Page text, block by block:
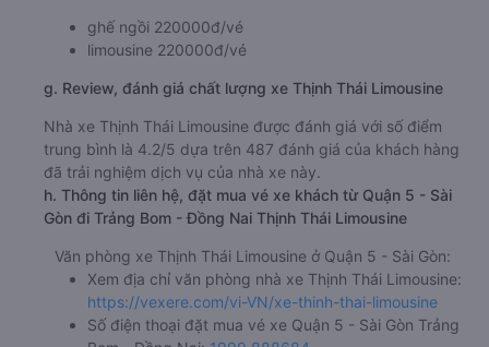
ghế ngồi 220000đ/vé
limousine 220000đ/vé
g. Review, đánh giá chất lượng xe Thịnh Thái Limousine
Nhà xe Thịnh Thái Limousine được đánh giá với số điểm
trung bình là 4.2/5 dựa trên 487 đánh giá của khách hàng
đã trải nghiệm dịch vụ của nhà xe này.
h. Thông tin liên hệ, đặt mua vé xe khách từ Quận 5 - Sài
Gòn đi Trảng Bom - Đồng Nai Thịnh Thái Limousine
Văn phòng xe Thịnh Thái Limousine ở Quận 5 - Sài Gòn:
Xem địa chỉ văn phòng nhà xe Thịnh Thái Limousine:
https://vexere.com/vi-VN/xe-thinh-thai-limousine
Số điện thoại đặt mua vé xe Quận 5 - Sài Gòn Trảng